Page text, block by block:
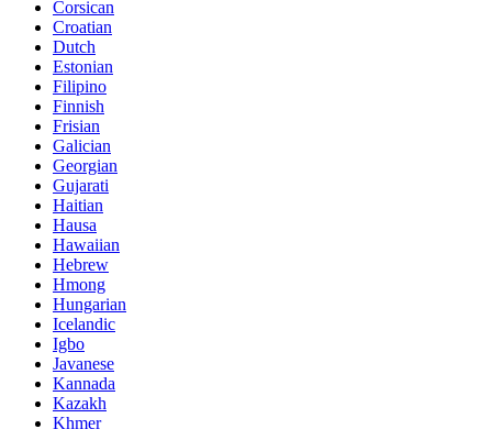
Corsican
Croatian
Dutch
Estonian
Filipino
Finnish
Frisian
Galician
Georgian
Gujarati
Haitian
Hausa
Hawaiian
Hebrew
Hmong
Hungarian
Icelandic
Igbo
Javanese
Kannada
Kazakh
Khmer